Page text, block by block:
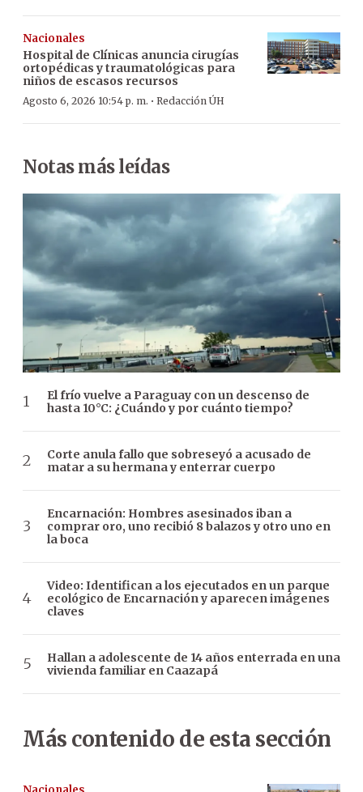
Nacionales
Hospital de Clínicas anuncia cirugías
ortopédicas y traumatológicas para
niños de escasos recursos
Agosto 6, 2026 10:54 p. m. · Redacción ÚH
Notas más leídas
El frío vuelve a Paraguay con un descenso de
hasta 10°C: ¿Cuándo y por cuánto tiempo?
Corte anula fallo que sobreseyó a acusado de
matar a su hermana y enterrar cuerpo
Encarnación: Hombres asesinados iban a
comprar oro, uno recibió 8 balazos y otro uno en
la boca
Video: Identifican a los ejecutados en un parque
ecológico de Encarnación y aparecen imágenes
claves
Hallan a adolescente de 14 años enterrada en una
vivienda familiar en Caazapá
Más contenido de esta sección